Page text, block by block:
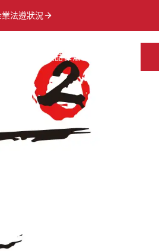
法遵狀況
加入喆律法律知識